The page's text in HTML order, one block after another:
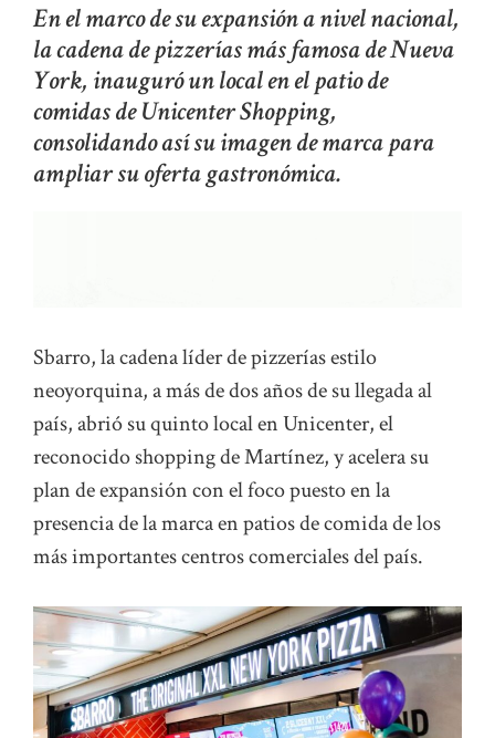
En el marco de su expansión a nivel nacional,
la cadena de pizzerías más famosa de Nueva
York, inauguró un local en el patio de
comidas de Unicenter Shopping,
consolidando así su imagen de marca para
ampliar su oferta gastronómica.
Sbarro, la cadena líder de pizzerías estilo
neoyorquina, a más de dos años de su llegada al
país, abrió su quinto local en Unicenter, el
reconocido shopping de Martínez, y acelera su
plan de expansión con el foco puesto en la
presencia de la marca en patios de comida de los
más importantes centros comerciales del país.